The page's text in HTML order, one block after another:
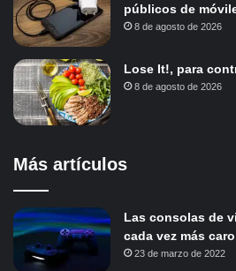
públicos de
8 de agosto de 2026
Lose It!, para
8 de agosto de 2026
Más artículos
Las consolas de
cada vez más caro
23 de marzo de 2022